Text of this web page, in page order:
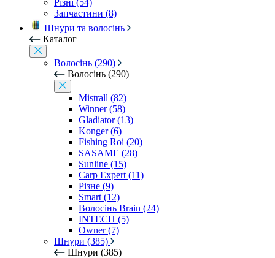
Різні (54)
Запчастини (8)
Шнури та волосінь
Каталог
Волосінь (290)
Волосінь (290)
Mistrall (82)
Winner (58)
Gladiator (13)
Konger (6)
Fishing Roi (20)
SASAME (28)
Sunline (15)
Carp Expert (11)
Різне (9)
Smart (12)
Волосінь Brain (24)
INTECH (5)
Owner (7)
Шнури (385)
Шнури (385)